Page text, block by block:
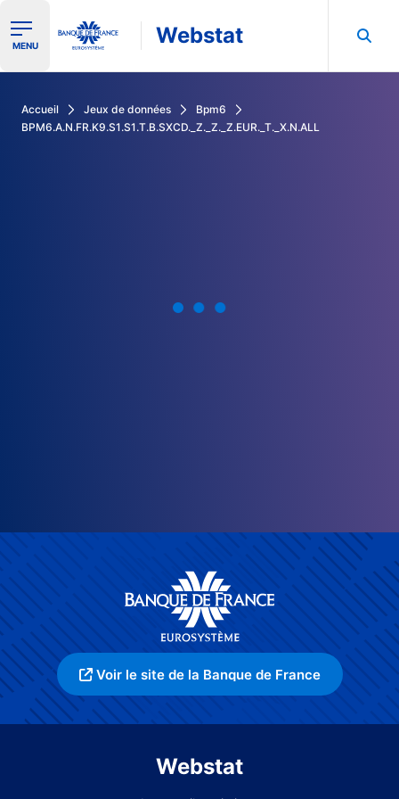
Ouvrir le menu de navigation
MENU Webstat
Accueil Jeux de données
Bpm6
BPM6.A.N.FR.K9.S1.S1.T.B.SXCD._Z._Z._Z.EUR._T._X.N.ALL
Voir le site de la Banque de France
Webstat